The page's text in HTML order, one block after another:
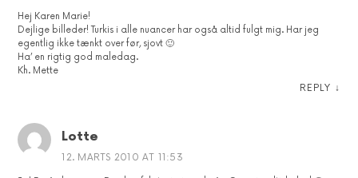
Hej Karen Marie!
Dejlige billeder! Turkis i alle nuancer har også altid fulgt mig. Har jeg
egentlig ikke tænkt over før, sjovt 🙂
Ha’ en rigtig god maledag.
Kh. Mette
REPLY ↓
Lotte
12. MARTS 2010 AT 11:53